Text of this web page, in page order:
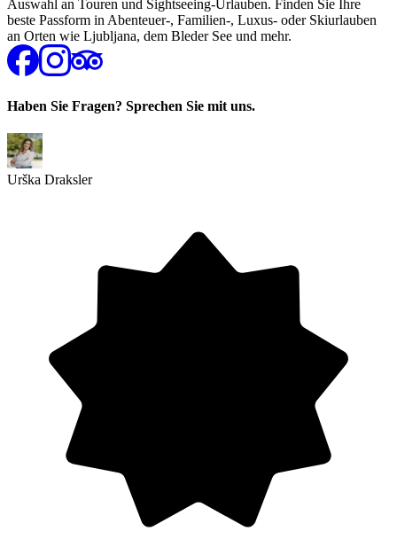
Auswahl an Touren und Sightseeing-Urlauben. Finden Sie Ihre
beste Passform in Abenteuer-, Familien-, Luxus- oder Skiurlauben
an Orten wie Ljubljana, dem Bleder See und mehr.
Haben Sie Fragen? Sprechen Sie mit uns.
Urška Draksler